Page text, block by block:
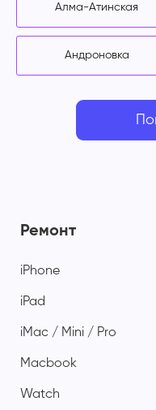
Алма-Атинская
Андроновка
Ремонт
iPhone
iPad
iMac / Mini / Pro
Macbook
Watch